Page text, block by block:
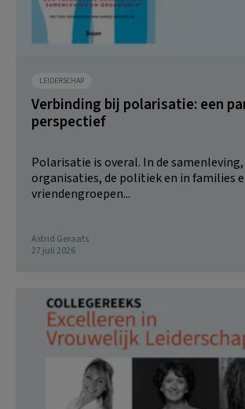
LEIDERSCHAP
Verbinding bij polarisatie: een
perspectief
Polarisatie is overal. In de
organisaties, de politiek en in families
vriendengroepen...
Astrid Geraats
27 juli 2026